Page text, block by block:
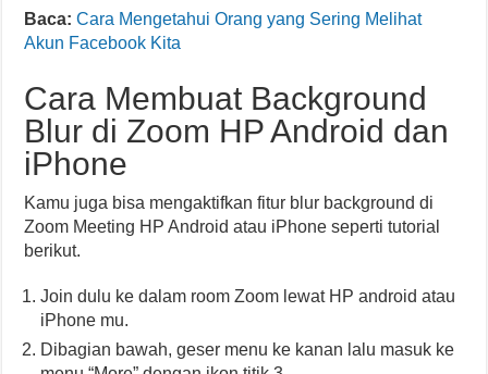
Baca:Cara Mengetahui Orang yang Sering Melihat
Akun Facebook Kita
Cara Membuat Background
Blur di Zoom HP Android dan
iPhone
Kamu juga bisa mengaktifkan fitur blur background di
Zoom Meeting HP Android atau iPhone seperti tutorial
berikut.
Join dulu ke dalam room Zoom lewat HP android atau
iPhone mu.
Dibagian bawah, geser menu ke kanan lalu masuk ke